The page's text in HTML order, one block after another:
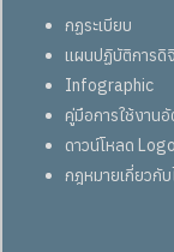
กฏระเบียบ
แผนปฏิบัติการดิ
Infographic
คู่มือการใช้งา
ดาวน์โหลด
กฎหมายเกี่ยวกับ